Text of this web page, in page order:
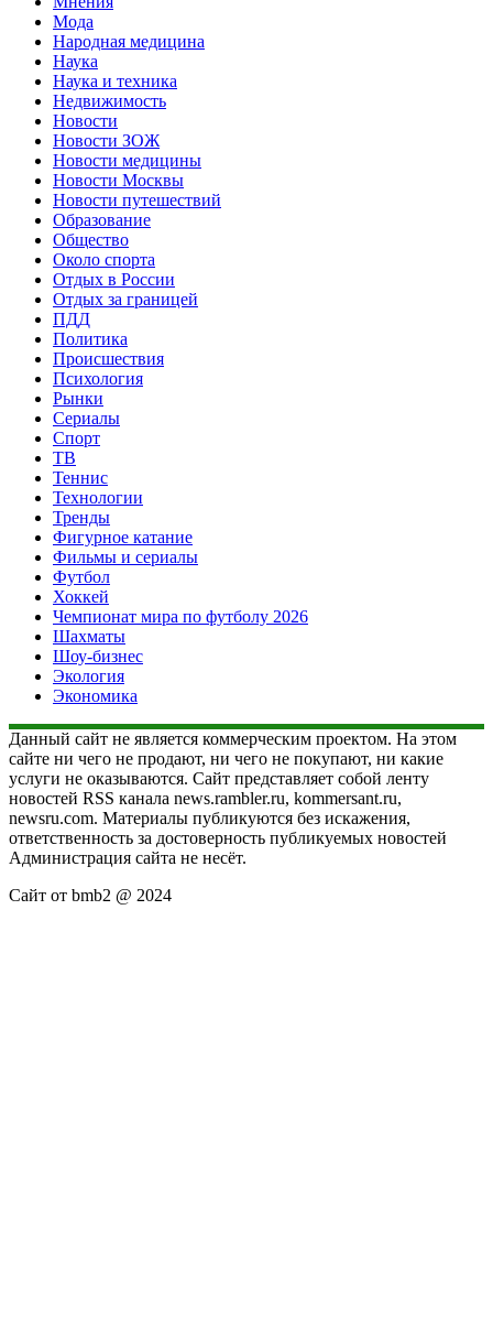
Мода
Народная медицина
Наука
Наука и техника
Недвижимость
Новости
Новости ЗОЖ
Новости медицины
Новости Москвы
Новости путешествий
Образование
Общество
Около спорта
Отдых в России
Отдых за границей
ПДД
Политика
Происшествия
Психология
Рынки
Сериалы
Спорт
ТВ
Теннис
Технологии
Тренды
Фигурное катание
Фильмы и сериалы
Футбол
Хоккей
Чемпионат мира по футболу 2026
Шахматы
Шоу-бизнес
Экология
Экономика
Данный сайт не является коммерческим проектом. На этом
сайте ни чего не продают, ни чего не покупают, ни какие
услуги не оказываются. Сайт представляет собой ленту
новостей RSS канала news.rambler.ru, kommersant.ru,
newsru.com. Материалы публикуются без искажения,
ответственность за достоверность публикуемых новостей
Администрация сайта не несёт.
Сайт от bmb2 @ 2024